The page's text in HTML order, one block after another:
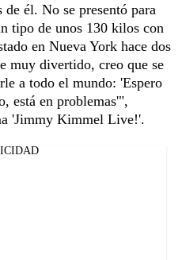
él. No se presentó para
tipo de unos 130 kilos con
en Nueva York hace dos
muy divertido, creo que se
a todo el mundo: 'Espero
está en problemas'",
'Jimmy Kimmel Live!'.